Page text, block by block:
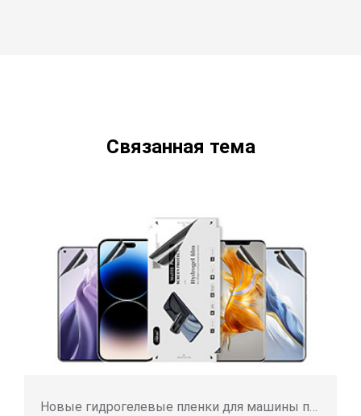
Связанная тема
Новые гидрогелевые пленки для машины по изготовлению защитных пленок